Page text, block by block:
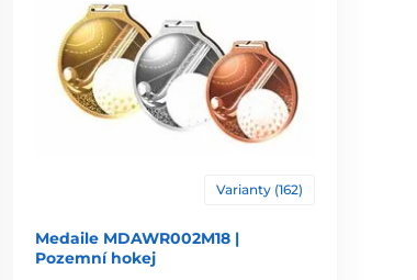
Varianty (162)
Medaile MDAWR002M18 |
Pozemní hokej